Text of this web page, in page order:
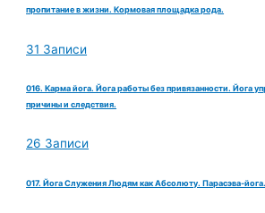
пропитание в жизни. Кормовая площадка рода.
31 Записи
016. Карма йога. Йога работы без привязанности. Йога
причины и следствия.
26 Записи
017. Йога Служения Людям как Абсолюту. Парасэва-йога.